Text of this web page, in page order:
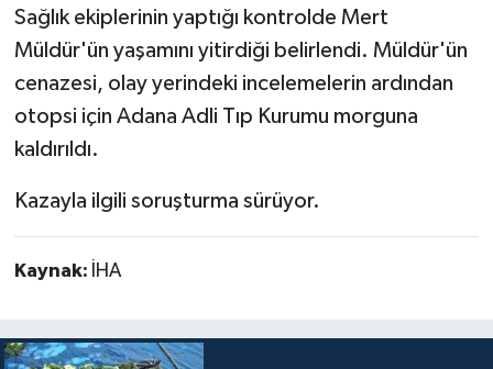
Sağlık ekiplerinin yaptığı kontrolde Mert
Müldür'ün yaşamını yitirdiği belirlendi. Müldür'ün
cenazesi, olay yerindeki incelemelerin ardından
otopsi için Adana Adli Tıp Kurumu morguna
kaldırıldı.
Kazayla ilgili soruşturma sürüyor.
Kaynak: İHA